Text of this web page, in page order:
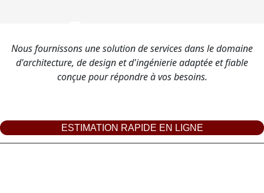
Nous fournissons une solution de services dans le domaine
d'architecture, de design et d'ingénierie adaptée et fiable
conçue pour répondre à vos besoins.
ESTIMATION RAPIDE EN LIGNE